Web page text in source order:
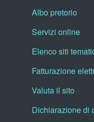
Albo pretorio
Servizi online
Elenco siti
Fatturazione
Valuta il sito
Dichiarazione di